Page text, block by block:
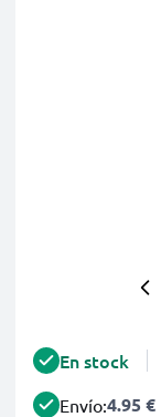
En stock
Envío:4.95 €